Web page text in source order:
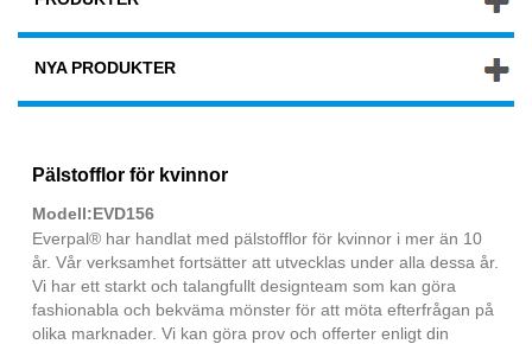
NYA PRODUKTER
Pälstofflor för kvinnor
Modell:EVD156
Everpal® har handlat med pälstofflor för kvinnor i mer än 10
år. Vår verksamhet fortsätter att utvecklas under alla dessa år.
Vi har ett starkt och talangfullt designteam som kan göra
fashionabla och bekväma mönster för att möta efterfrågan på
olika marknader. Vi kan göra prov och offerter enligt din